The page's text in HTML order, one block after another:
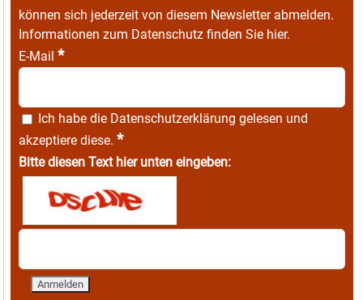
können sich jederzeit von diesem Newsletter abmelden.
Informationen zum Datenschutz finden Sie hier.
E-Mail *
Ich habe die Datenschutzerklärung gelesen und
akzeptiere diese. *
Bitte diesen Text hier unten eingeben: